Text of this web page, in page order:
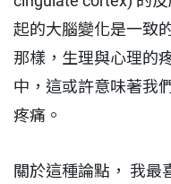
起的大腦變化是一致
那樣，生理與心理的
中，這或許意味著我
疼痛。
關於這種論點， 我最